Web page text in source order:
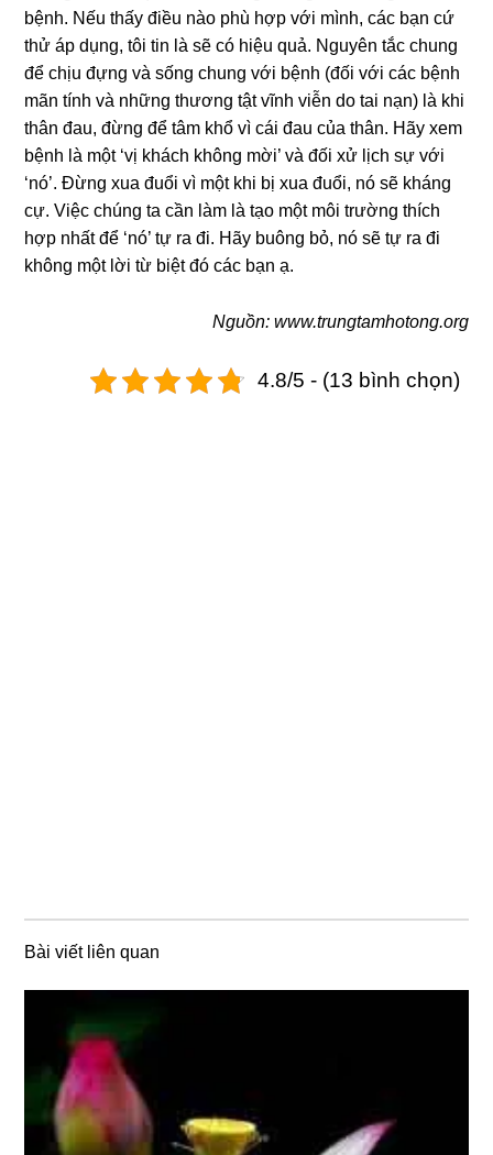
bệnh. Nếu thấy điều nào phù hợp với mình, các bạn cứ
thử áp dụng, tôi tin là sẽ có hiệu quả. Nguyên tắc chung
để chịu đựng và sống chung với bệnh (đối với các bệnh
mãn tính và những thương tật vĩnh viễn do tai nạn) là khi
thân đau, đừng để tâm khổ vì cái đau của thân. Hãy xem
bệnh là một ‘vị khách không mời’ và đối xử lịch sự với
‘nó’. Đừng xua đuổi vì một khi bị xua đuổi, nó sẽ kháng
cự. Việc chúng ta cần làm là tạo một môi trường thích
hợp nhất để ‘nó’ tự ra đi. Hãy buông bỏ, nó sẽ tự ra đi
không một lời từ biệt đó các bạn ạ.
Nguồn: www.trungtamhotong.org
4.8/5 - (13 bình chọn)
Bài viết liên quan